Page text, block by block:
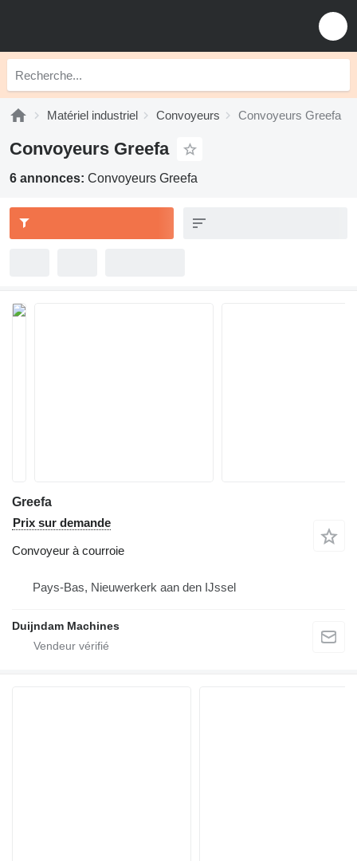
Matériel industriel Convoyeurs Convoyeurs Greefa
Convoyeurs Greefa
6 annonces: Convoyeurs Greefa
Greefa
Prix sur demande
Convoyeur à courroie
Pays-Bas, Nieuwerkerk aan den IJssel
Duijndam Machines